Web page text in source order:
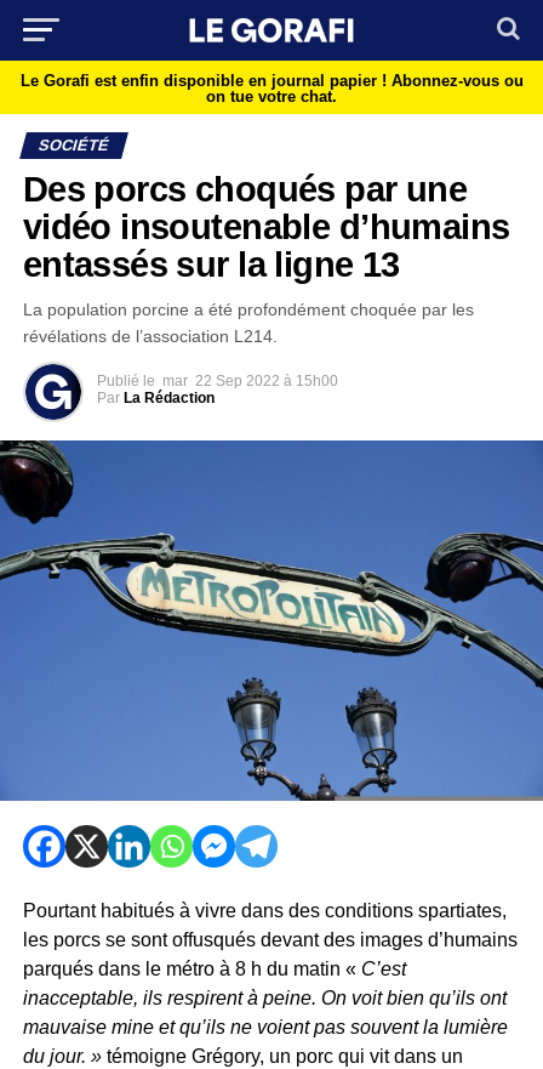
Le Gorafi est enfin disponible en journal papier ! Abonnez-vous ou
on tue votre chat.
SOCIÉTÉ
Des porcs choqués par une
vidéo insoutenable d’humains
entassés sur la ligne 13
La population porcine a été profondément choquée par les
révélations de l’association L214.
Publié le mar 22 Sep 2022 à 15h00
Par La Rédaction
Pourtant habitués à vivre dans des conditions spartiates,
les porcs se sont offusqués devant des images d’humains
parqués dans le métro à 8 h du matin « C’est
inacceptable, ils respirent à peine. On voit bien qu’ils ont
mauvaise mine et qu’ils ne voient pas souvent la lumière
du jour. »témoigne Grégory, un porc qui vit dans un